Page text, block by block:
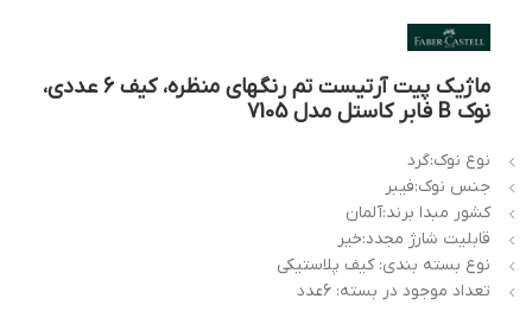
ماژیک پیت آرتیست تم رنگهای منظره، کیف 6 عددی،
نوک B فابر کاستل مدل 7105
نوع نوک:گرد
جنس نوک:فیبر
کشور مبدا برند:آلمان
قابلیت شارژ مجدد:خیر
نوع بسته بندی: کیف پلاستیکی
تعداد موجود در بسته: 6عدد